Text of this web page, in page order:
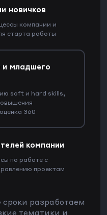
новичков
компании и
старта работы
и младшего
soft и hard skills,
360
компании
по работе с
проектам
сроки разработаем
тематики и